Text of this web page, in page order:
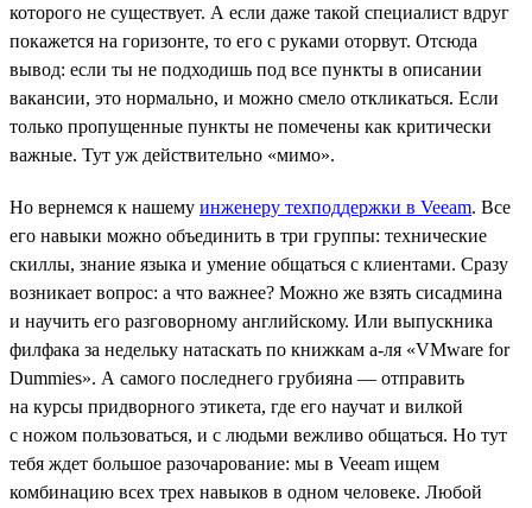
которого не существует. А если даже такой специалист вдруг
покажется на горизонте, то его с руками оторвут. Отсюда
вывод: если ты не подходишь под все пункты в описании
вакансии, это нормально, и можно смело откликаться. Если
только пропущенные пункты не помечены как критически
важные. Тут уж действительно «мимо».
Но вернемся к нашему инженеру техподдержки в Veeam. Все
его навыки можно объединить в три группы: технические
скиллы, знание языка и умение общаться с клиентами. Сразу
возникает вопрос: а что важнее? Можно же взять сисадмина
и научить его разговорному английскому. Или выпускника
филфака за недельку натаскать по книжкам а-ля «VMware for
Dummies». А самого последнего грубияна — отправить
на курсы придворного этикета, где его научат и вилкой
с ножом пользоваться, и с людьми вежливо общаться. Но тут
тебя ждет большое разочарование: мы в Veeam ищем
комбинацию всех трех навыков в одном человеке. Любой